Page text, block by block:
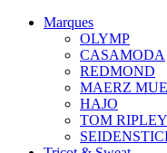
Marques
OLYMP
CASAMODA
REDMOND
MAERZ
HAJO
TOM RIPLEY